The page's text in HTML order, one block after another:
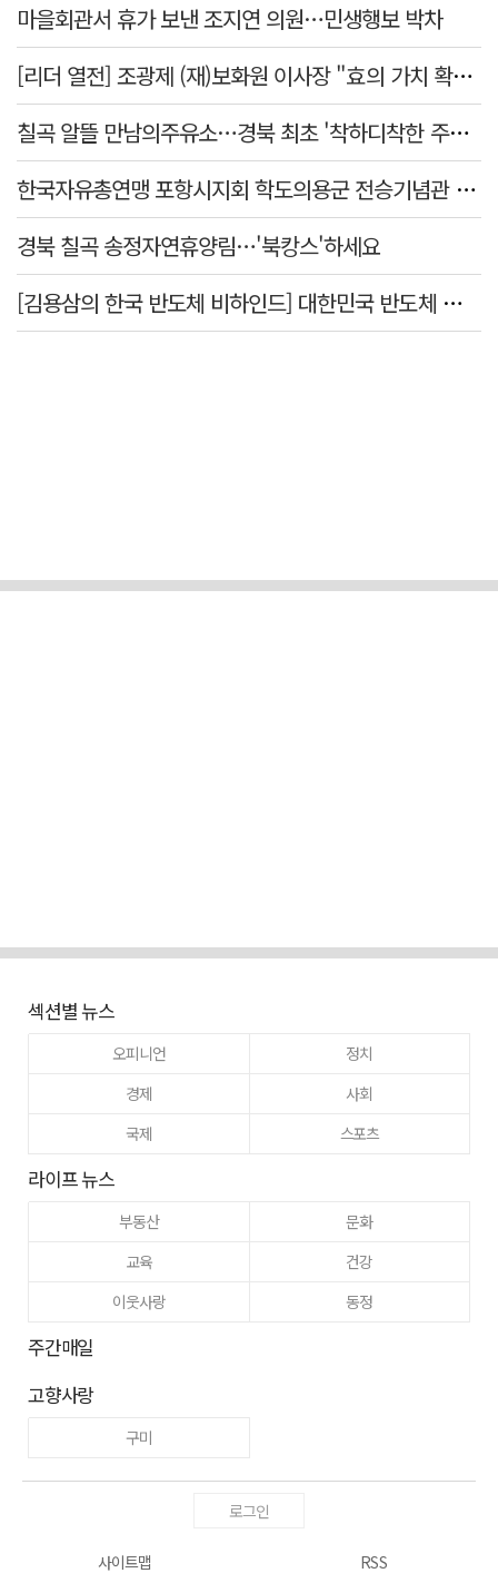
마을회관서 휴가 보낸 조지연 의원…민생행보 박차
[리더 열전] 조광제 (재)보화원 이사장 "효의 가치 확산 위해 젊은층 참여 이끌어낼 것"
칠곡 알뜰 만남의주유소…경북 최초 '착하디착한 주유소' 선정
한국자유총연맹 포항시지회 학도의용군 전승기념관 방문
경북 칠곡 송정자연휴양림…'북캉스'하세요
[김용삼의 한국 반도체 비하인드] 대한민국 반도체 신화의 출발
섹션별 뉴스
오피니언
정치
경제
사회
국제
스포츠
라이프 뉴스
부동산
문화
교육
건강
이웃사랑
동정
주간매일
고향사랑
구미
로그인
사이트맵 RSS